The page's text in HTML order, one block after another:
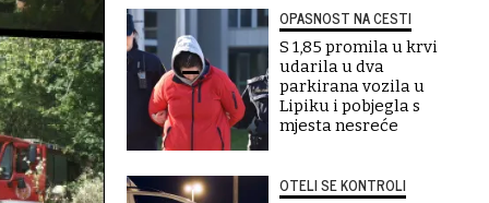
OPASNOST NA CESTI
S 1,85 promila u krvi
udarila u dva
parkirana vozila u
Lipiku i pobjegla s
mjesta nesreće
OTELI SE KONTROLI